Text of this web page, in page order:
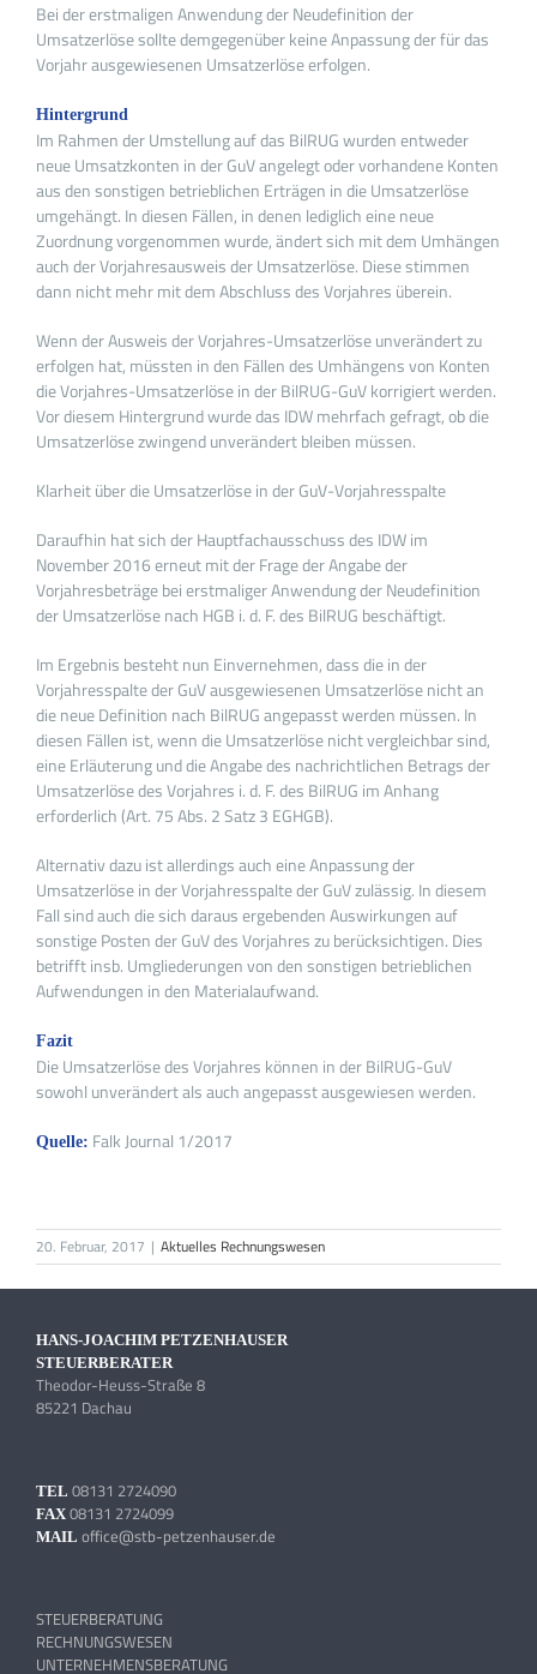
Bei der erstmaligen Anwendung der Neudefinition der
Umsatzerlöse sollte demgegenüber keine Anpassung der für das
Vorjahr ausgewiesenen Umsatzerlöse erfolgen.
Hintergrund
Im Rahmen der Umstellung auf das BilRUG wurden entweder
neue Umsatzkonten in der GuV angelegt oder vorhandene Konten
aus den sonstigen betrieblichen Erträgen in die Umsatzerlöse
umgehängt. In diesen Fällen, in denen lediglich eine neue
Zuordnung vorgenommen wurde, ändert sich mit dem Umhängen
auch der Vorjahresausweis der Umsatzerlöse. Diese stimmen
dann nicht mehr mit dem Abschluss des Vorjahres überein.
Wenn der Ausweis der Vorjahres-Umsatzerlöse unverändert zu
erfolgen hat, müssten in den Fällen des Umhängens von Konten
die Vorjahres-Umsatzerlöse in der BilRUG-GuV korrigiert werden.
Vor diesem Hintergrund wurde das IDW mehrfach gefragt, ob die
Umsatzerlöse zwingend unverändert bleiben müssen.
Klarheit über die Umsatzerlöse in der GuV-Vorjahresspalte
Daraufhin hat sich der Hauptfachausschuss des IDW im
November 2016 erneut mit der Frage der Angabe der
Vorjahresbeträge bei erstmaliger Anwendung der Neudefinition
der Umsatzerlöse nach HGB i. d. F. des BilRUG beschäftigt.
Im Ergebnis besteht nun Einvernehmen, dass die in der
Vorjahresspalte der GuV ausgewiesenen Umsatzerlöse nicht an
die neue Definition nach BilRUG angepasst werden müssen. In
diesen Fällen ist, wenn die Umsatzerlöse nicht vergleichbar sind,
eine Erläuterung und die Angabe des nachrichtlichen Betrags der
Umsatzerlöse des Vorjahres i. d. F. des BilRUG im Anhang
erforderlich (Art. 75 Abs. 2 Satz 3 EGHGB).
Alternativ dazu ist allerdings auch eine Anpassung der
Umsatzerlöse in der Vorjahresspalte der GuV zulässig. In diesem
Fall sind auch die sich daraus ergebenden Auswirkungen auf
sonstige Posten der GuV des Vorjahres zu berücksichtigen. Dies
betrifft insb. Umgliederungen von den sonstigen betrieblichen
Aufwendungen in den Materialaufwand.
Fazit
Die Umsatzerlöse des Vorjahres können in der BilRUG-GuV
sowohl unverändert als auch angepasst ausgewiesen werden.
Quelle: Falk Journal 1/2017
20. Februar, 2017 | Aktuelles Rechnungswesen
HANS-JOACHIM PETZENHAUSER
STEUERBERATER
Theodor-Heuss-Straße 8
85221 Dachau
TEL 08131 2724090
FAX 08131 2724099
MAIL office@stb-petzenhauser.de
STEUERBERATUNG
RECHNUNGSWESEN
UNTERNEHMENSBERATUNG